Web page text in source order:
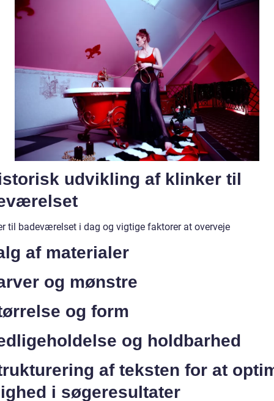
udvikling af klinker til
til badeværelset i dag og vigtige faktorer at overveje
af materialer
og mønstre
og form
og holdbarhed
af teksten for at
i søgeresultater